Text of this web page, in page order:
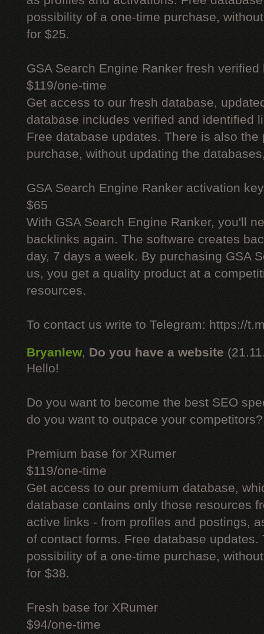
possibility of a one-time purchase,
for $25.
GSA Search Engine Ranker fresh verified
$119/one-time
Get access to our fresh database,
database includes verified and identified
Free database updates. There is also
purchase, without updating the
GSA Search Engine Ranker activation key
$65
With GSA Search Engine Ranker, you'll
backlinks again. The software creates
day, 7 days a week. By purchasing GSA
us, you get a quality product at a
resources.
To contact us write to Telegram: https://
Bryanlew, Do you have a website
Hello!
Do you want to become the best SEO
do you want to outpace your competitors?
Premium base for XRumer
$119/one-time
Get access to our premium database,
database contains only those resources
active links - from profiles and postings,
of contact forms. Free database updates.
possibility of a one-time purchase,
for $38.
Fresh base for XRumer
$94/one-time